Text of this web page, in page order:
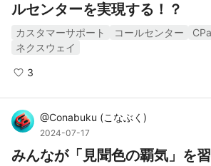
ルセンターを実現する！？
カスタマーサポート コールセンター
ネクスウェイ
3
@Conabuku (こなぶく )
2024-07-17
みんなが「見聞色の覇気」を